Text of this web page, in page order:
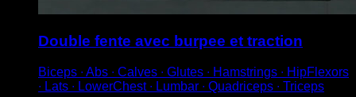
Double fente avec burpee et traction
Biceps ∙ Abs ∙ Calves ∙ Glutes ∙ Hamstrings ∙ HipFlexors
∙ Lats ∙ LowerChest ∙ Lumbar ∙ Quadriceps ∙ Triceps